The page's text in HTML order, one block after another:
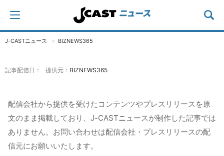
J-CASTニュース BIZNEWS365
記事配信日： 提供元： BIZNEWS365
配信会社から提供を受けたコンテンツやプレスリリースを原
文のまま掲載しており、J-CASTニュースが制作した記事では
ありません。お問い合わせは配信会社・プレスリリースの配
信元にお願いいたします。